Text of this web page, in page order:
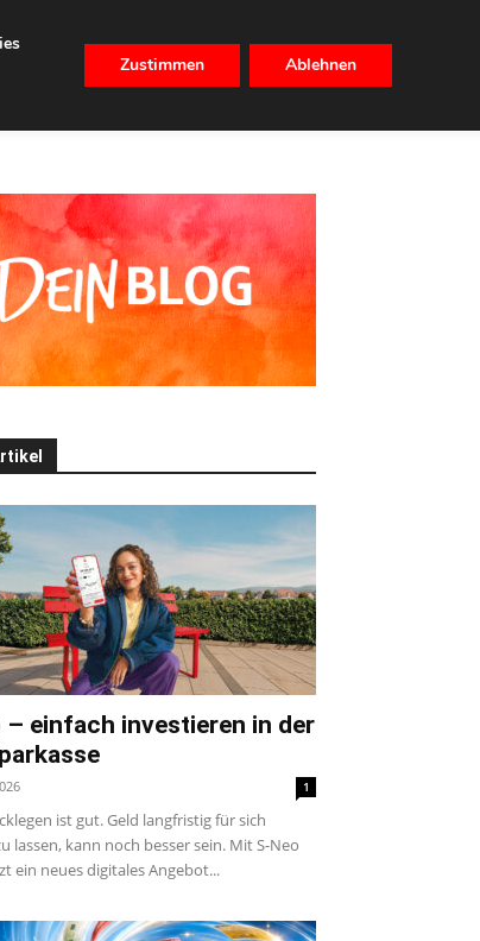
IMMOBILIEN
– einfach investieren in der
1
ist gut. Geld langfristig für sich
lassen, kann noch besser sein. Mit S-Neo
ein neues digitales Angebot...
Zustimmen Ablehnen